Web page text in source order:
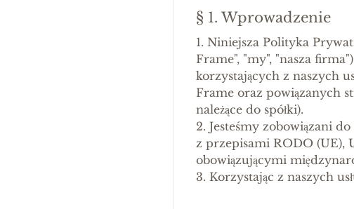
§ 1. Wprowadzenie
1. Niniejsza Polityka
Frame", "my", "nasza
korzystających z naszych
Frame oraz powiązanych
należące do spółki).
2. Jesteśmy zobowiązani
z przepisami RODO (UE),
obowiązującymi
3. Korzystając z naszych